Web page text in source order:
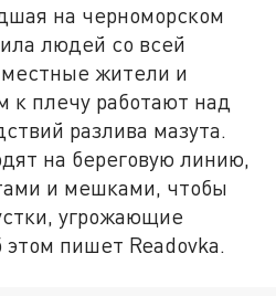
на черноморском
людей со всей
жители и
к плечу работают над
разлива мазута.
на береговую линию,
и мешками, чтобы
угрожающие
пишет Readovka.